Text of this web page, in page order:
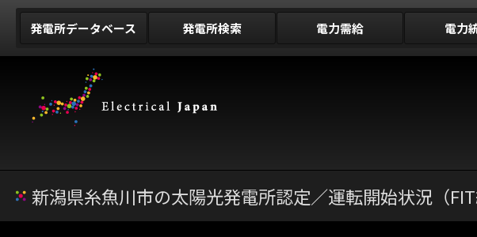
発電所データベース 発電所検索 電力需給 電力
新潟県糸魚川市の太陽光発電所認定／運転開始状況（FIT